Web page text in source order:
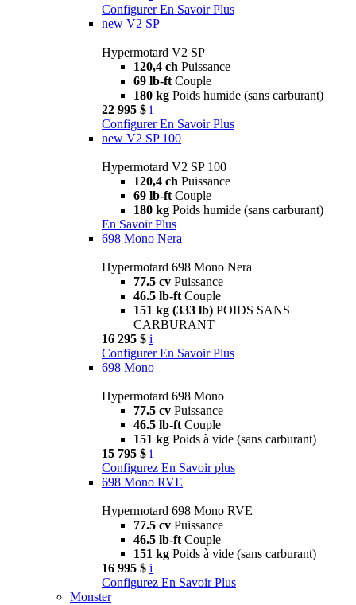
Configurer En Savoir Plus
new V2 SP
Hypermotard V2 SP
120,4 ch Puissance
69 lb-ft Couple
180 kg Poids humide (sans carburant)
22 995 $ i
Configurer En Savoir Plus
new V2 SP 100
Hypermotard V2 SP 100
120,4 ch Puissance
69 lb-ft Couple
180 kg Poids humide (sans carburant)
En Savoir Plus
698 Mono Nera
Hypermotard 698 Mono Nera
77.5 cv Puissance
46.5 lb-ft Couple
151 kg (333 lb) POIDS SANS
CARBURANT
16 295 $ i
Configurer En Savoir Plus
698 Mono
Hypermotard 698 Mono
77.5 cv Puissance
46.5 lb-ft Couple
151 kg Poids à vide (sans carburant)
15 795 $ i
Configurez En Savoir plus
698 Mono RVE
Hypermotard 698 Mono RVE
77.5 cv Puissance
46.5 lb-ft Couple
151 kg Poids à vide (sans carburant)
16 995 $ i
Configurez En Savoir Plus
Monster